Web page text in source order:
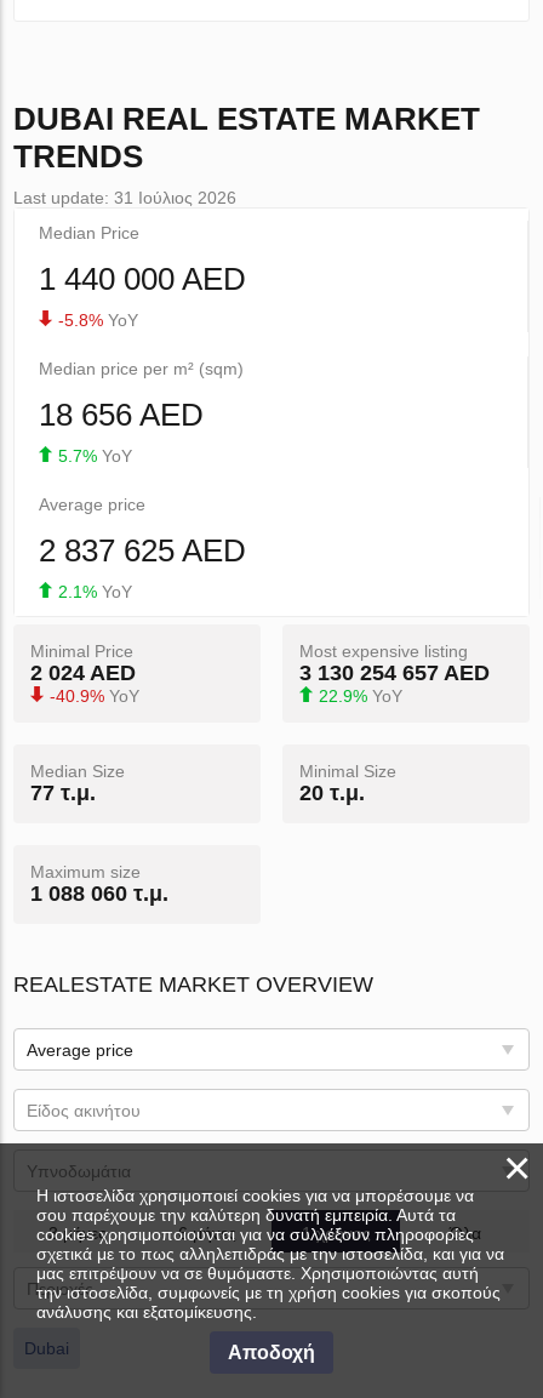
DUBAI REAL ESTATE MARKET
TRENDS
Last update: 31 Ιούλιος 2026
Median Price
1 440 000 AED
-5.8% YoY
Median price per m² (sqm)
18 656 AED
5.7% YoY
Average price
2 837 625 AED
2.1% YoY
Minimal Price
2 024 AED
-40.9% YoY
Most expensive listing
3 130 254 657 AED
22.9% YoY
Median Size
77 τ.μ.
Minimal Size
20 τ.μ.
Maximum size
1 088 060 τ.μ.
REALESTATE MARKET OVERVIEW
Average price
Είδος ακινήτου
Υπνοδωμάτια
3 μήνες 6 μήνες 1 χρόνος Όλα
Περιοχές
Dubai
×
Η ιστοσελίδα χρησιμοποιεί cookies για να μπορέσουμε να
σου παρέχουμε την καλύτερη δυνατή εμπειρία. Αυτά τα
cookies χρησιμοποιούνται για να συλλέξουν πληροφορίες
σχετικά με το πως αλληλεπιδράς με την ιστοσελίδα, και για να
μας επιτρέψουν να σε θυμόμαστε. Χρησιμοποιώντας αυτή
την ιστοσελίδα, συμφωνείς με τη χρήση cookies για σκοπούς
ανάλυσης και εξατομίκευσης.
Αποδοχή